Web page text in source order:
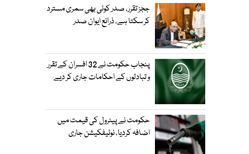
ججز تقرر، صدر کوئی بھی سمری مسترد
کر سکتا ہے، ذرائع ایوان صدر
پنجاب حکومت نے 32 افسران کے تقرر
و تبادلوں کے احکامات جاری کر دیے
حکومت نے پیٹرول کی قیمت میں
اضافہ کردیا، نوٹیفکیشن جاری